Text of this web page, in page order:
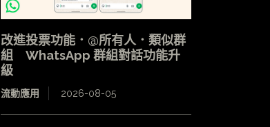
改進投票功能．@所有人．類似群
組 WhatsApp 群組對話功能升
級
流動應用 2026-08-05